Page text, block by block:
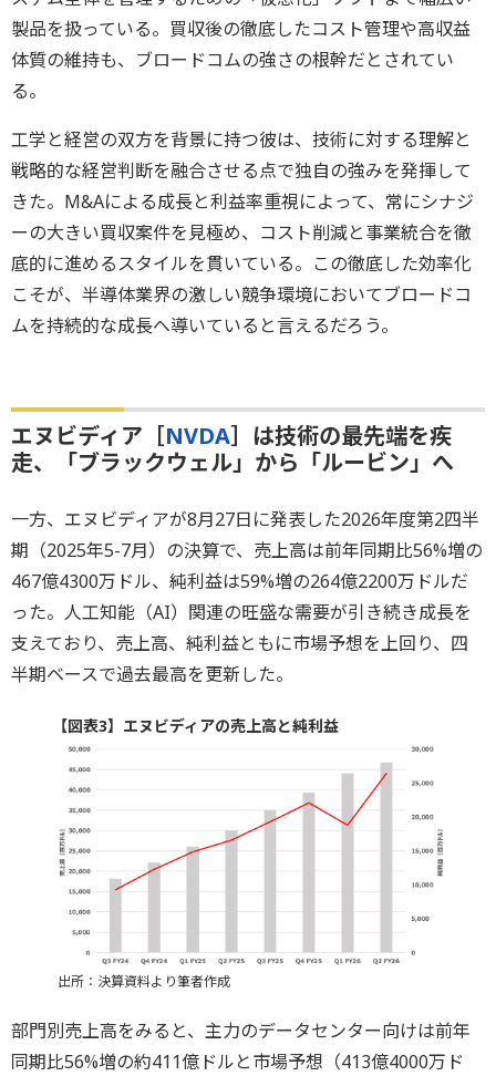
製品を扱っている。買収後の徹底したコスト管理や高収益
体質の維持も、ブロードコムの強さの根幹だとされてい
る。
工学と経営の双方を背景に持つ彼は、技術に対する理解と
戦略的な経営判断を融合させる点で独自の強みを発揮して
きた。M&Aによる成長と利益率重視によって、常にシナジ
ーの大きい買収案件を見極め、コスト削減と事業統合を徹
底的に進めるスタイルを貫いている。この徹底した効率化
こそが、半導体業界の激しい競争環境においてブロードコ
ムを持続的な成長へ導いていると言えるだろう。
エヌビディア［NVDA］は技術の最先端を疾
走、「ブラックウェル」から「ルービン」へ
一方、エヌビディアが8月27日に発表した2026年度第2四半
期（2025年5-7月）の決算で、売上高は前年同期比56%増の
467億4300万ドル、純利益は59%増の264億2200万ドルだ
った。人工知能（AI）関連の旺盛な需要が引き続き成長を
支えており、売上高、純利益ともに市場予想を上回り、四
半期ベースで過去最高を更新した。
【図表3】エヌビディアの売上高と純利益
出所：決算資料より筆者作成
部門別売上高をみると、主力のデータセンター向けは前年
同期比56%増の約411億ドルと市場予想（413億4000万ド